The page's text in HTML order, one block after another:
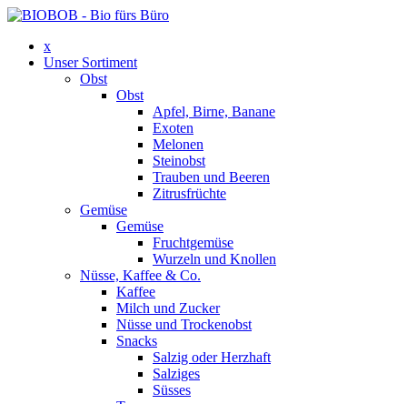
x
Unser Sortiment
Obst
Obst
Apfel, Birne, Banane
Exoten
Melonen
Steinobst
Trauben und Beeren
Zitrusfrüchte
Gemüse
Gemüse
Fruchtgemüse
Wurzeln und Knollen
Nüsse, Kaffee & Co.
Kaffee
Milch und Zucker
Nüsse und Trockenobst
Snacks
Salzig oder Herzhaft
Salziges
Süsses